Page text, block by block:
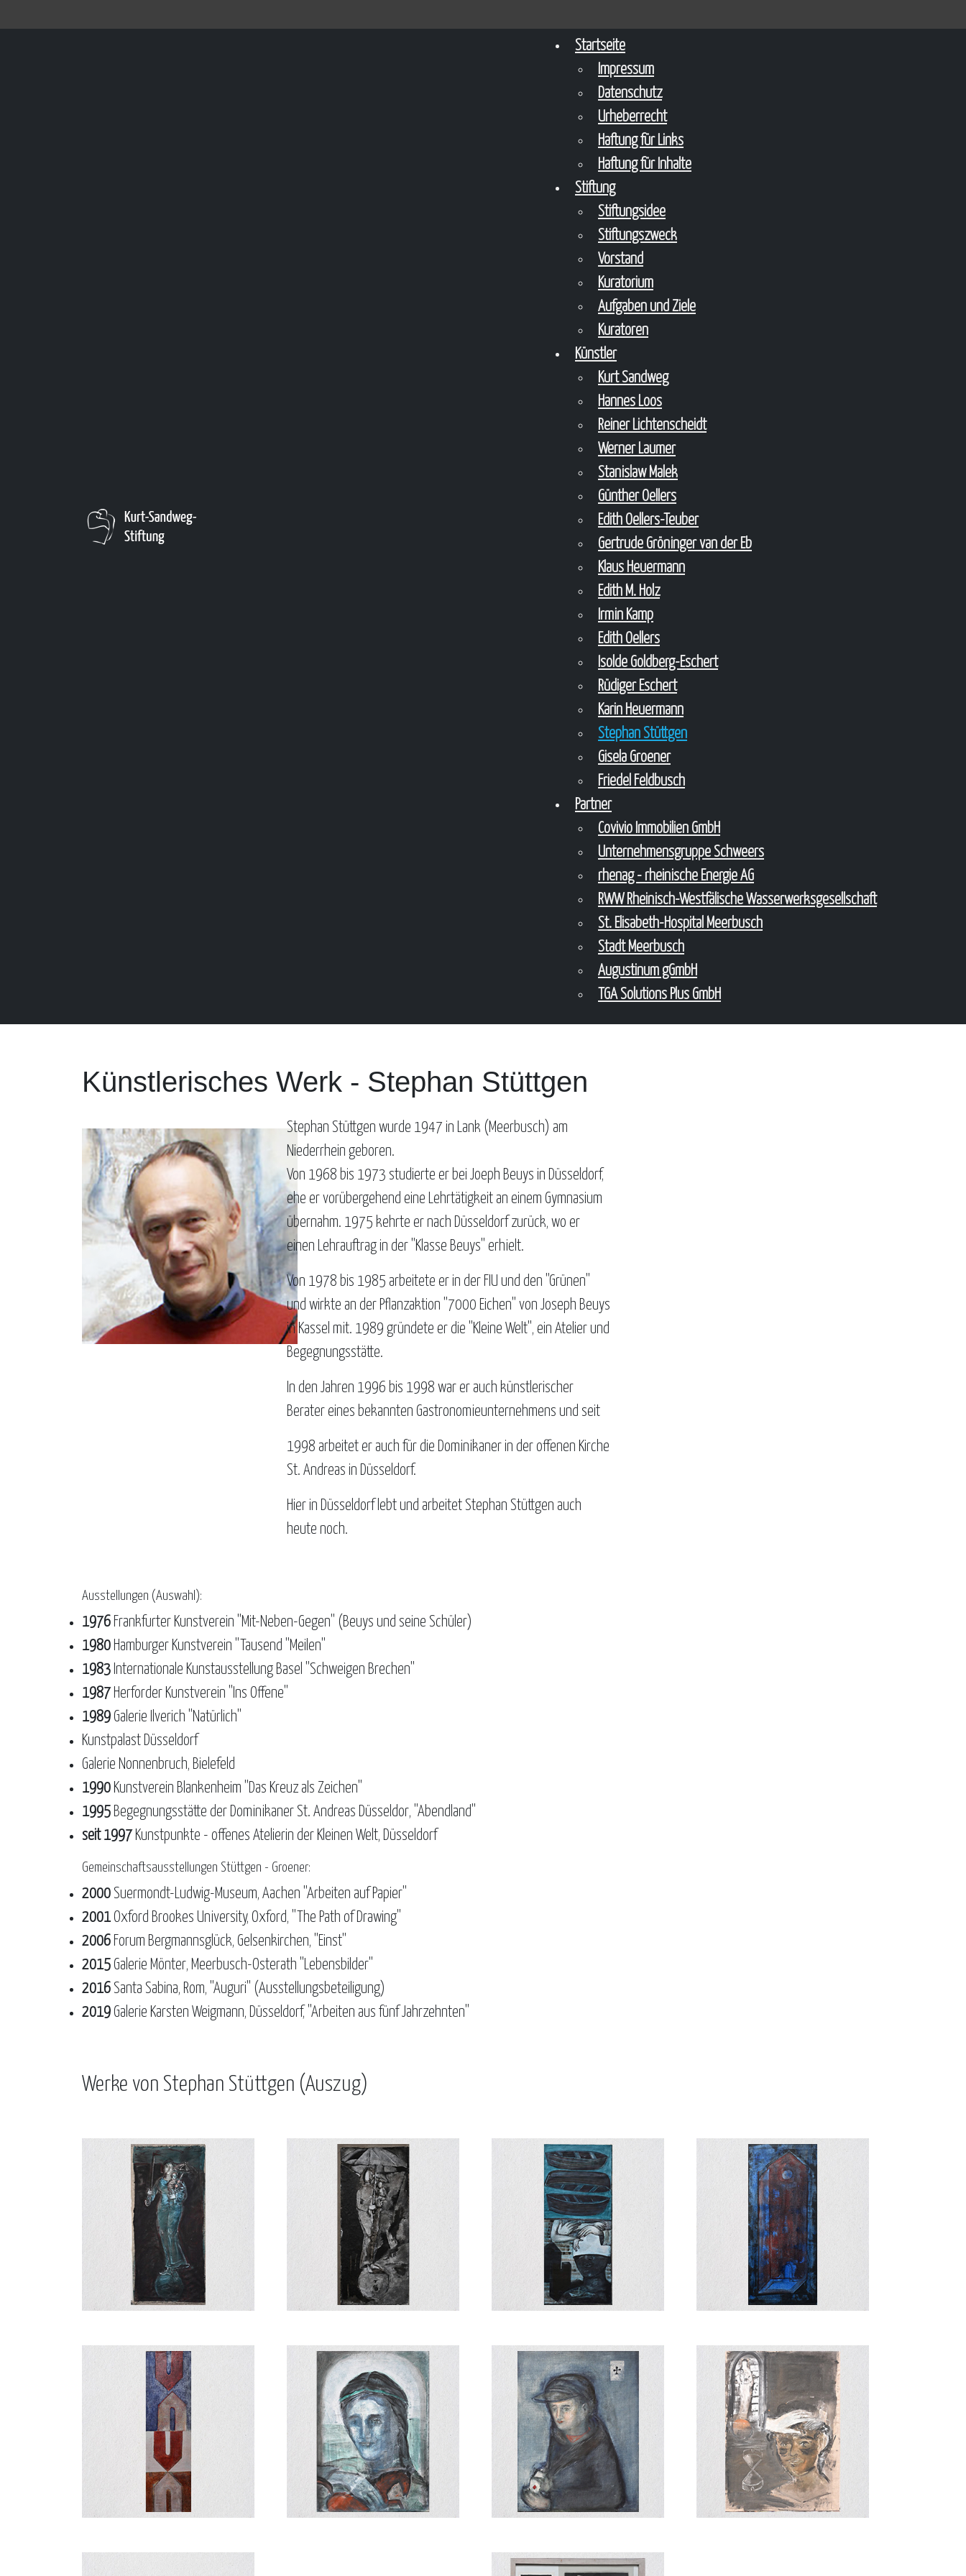
Startseite
Impressum
Datenschutz
Urheberrecht
Haftung für Links
Haftung für Inhalte
Stiftung
Stiftungsidee
Stiftungszweck
Vorstand
Kuratorium
Aufgaben und Ziele
Kuratoren
Künstler
Kurt Sandweg
Hannes Loos
Reiner Lichtenscheidt
Werner Laumer
Stanislaw Malek
Günther Oellers
Edith Oellers-Teuber
Gertrude Gröninger van der Eb
Klaus Heuermann
Edith M. Holz
Irmin Kamp
Edith Oellers
Isolde Goldberg-Eschert
Rüdiger Eschert
Karin Heuermann
Stephan Stüttgen
Gisela Groener
Friedel Feldbusch
Partner
Covivio Immobilien GmbH
Unternehmensgruppe Schweers
rhenag - rheinische Energie AG
RWW Rheinisch-Westfälische Wasserwerksgesellschaft
St. Elisabeth-Hospital Meerbusch
Stadt Meerbusch
Augustinum gGmbH
TGA Solutions Plus GmbH
Künstlerisches Werk - Stephan Stüttgen
Stephan Stüttgen wurde 1947 in Lank (Meerbusch) am
Niederrhein geboren.
Von 1968 bis 1973 studierte er bei Joeph Beuys in Düsseldorf,
ehe er vorübergehend eine Lehrtätigkeit an einem Gymnasium
übernahm. 1975 kehrte er nach Düsseldorf zurück, wo er
einen Lehrauftrag in der "Klasse Beuys" erhielt.
Von 1978 bis 1985 arbeitete er in der FIU und den "Grünen"
und wirkte an der Pflanzaktion "7000 Eichen" von Joseph Beuys
in Kassel mit. 1989 gründete er die "Kleine Welt", ein Atelier und
Begegnungsstätte.
In den Jahren 1996 bis 1998 war er auch künstlerischer
Berater eines bekannten Gastronomieunternehmens und seit
1998 arbeitet er auch für die Dominikaner in der offenen Kirche
St. Andreas in Düsseldorf.
Hier in Düsseldorf lebt und arbeitet Stephan Stüttgen auch
heute noch.
Ausstellungen (Auswahl):
1976 Frankfurter Kunstverein "Mit-Neben-Gegen" (Beuys und seine Schüler)
1980 Hamburger Kunstverein "Tausend "Meilen"
1983 Internationale Kunstausstellung Basel "Schweigen Brechen"
1987 Herforder Kunstverein "Ins Offene"
1989 Galerie Ilverich "Natürlich"
Kunstpalast Düsseldorf
Galerie Nonnenbruch, Bielefeld
1990 Kunstverein Blankenheim "Das Kreuz als Zeichen"
1995 Begegnungsstätte der Dominikaner St. Andreas Düsseldor, "Abendland"
seit 1997 Kunstpunkte - offenes Atelierin der Kleinen Welt, Düsseldorf
Gemeinschaftsausstellungen Stüttgen - Groener:
2000 Suermondt-Ludwig-Museum, Aachen "Arbeiten auf Papier"
2001Oxford Brookes University, Oxford, "The Path of Drawing"
2006 Forum Bergmannsglück, Gelsenkirchen, "Einst"
2015 Galerie Mönter, Meerbusch-Osterath "Lebensbilder"
2016 Santa Sabina, Rom, "Auguri" (Ausstellungsbeteiligung)
2019 Galerie Karsten Weigmann, Düsseldorf, "Arbeiten aus fünf Jahrzehnten"
Werke von Stephan Stüttgen (Auszug)